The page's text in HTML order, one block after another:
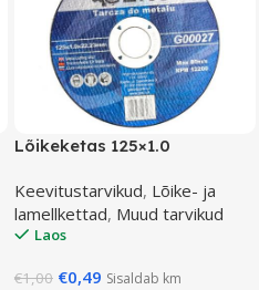
Lõikeketas 125×1.0
Keevitustarvikud, Lõike- ja
lamellkettad, Muud tarvikud
Laos
€1,00 €0,49 Sisaldab km